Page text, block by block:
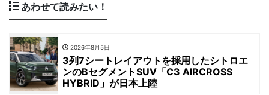
あわせて読みたい！
2026年8月5日
3列7シートレイアウトを採用したシトロエ
ンのBセグメントSUV「C3 AIRCROSS
HYBRID」が日本上陸